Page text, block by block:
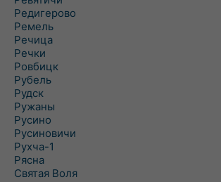
Редигерово
Ремель
Речица
Речки
Ровбицк
Рубель
Рудск
Ружаны
Русино
Русиновичи
Рухча-1
Рясна
Святая Воля